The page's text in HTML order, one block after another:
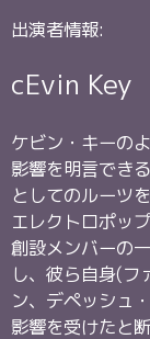
出演者情報:
cEvin Key
ケビン・キーの
影響を明言でき
としてのルーツ
エレクトロポッ
創設メンバーの
し、彼ら自身(フ
ン、デペッシュ
影響を受けたと